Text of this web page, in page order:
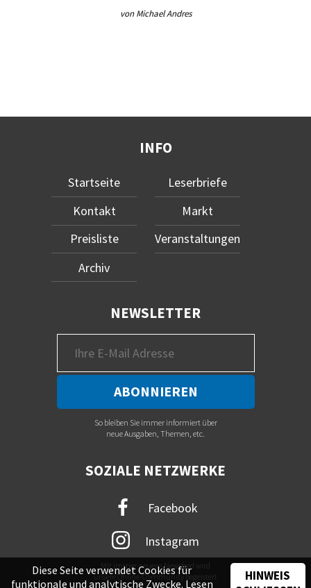
von Michael Andres
INFO
Startseite
Kontakt
Preisliste
Archiv
Leserbriefe
Markt
Veranstaltungen
NEWSLETTER
So bleiben Sie immer informiert über
neue Ausgaben, Themen, etc.
SOZIALE NETZWERKE
Facebook
Instagram
Mit immer neuem Newsfeed wird
unsere Online-Community begeistert
Diese Seite verwendet Cookies für
funktionale und analytische Zwecke. Lesen
HINWEIS